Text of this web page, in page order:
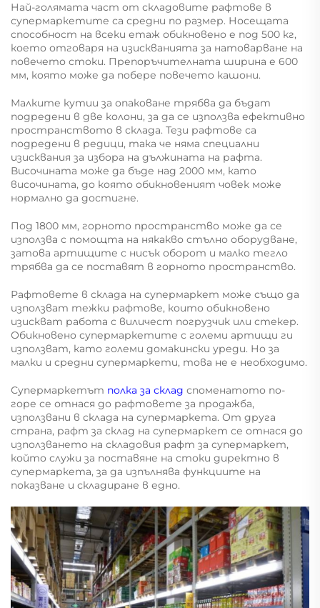
Най-голямата част от складовите рафтове в
супермаркетите са средни по размер. Носещата
способност на всеки етаж обикновено е под 500 кг,
което отговаря на изискванията за натоварване на
повечето стоки. Препоръчителната ширина е 600
мм, която може да побере повечето кашони.
Малките кутии за опаковане трябва да бъдат
подредени в две колони, за да се използва ефективно
пространството в склада. Тези рафтове са
подредени в редици, така че няма специални
изисквания за избора на дължината на рафта.
Височината може да бъде над 2000 мм, като
височината, до която обикновеният човек може
нормално да достигне.
Под 1800 мм, горното пространство може да се
използва с помощта на някакво стълно оборудване,
затова артищите с нисък оборот и малко тегло
трябва да се поставят в горното пространство.
Рафтовете в склада на супермаркет може също да
използват тежки рафтове, които обикновено
изискват работа с виличест погрузчик или стекер.
Обикновено супермаркетите с големи артищи ги
използват, като големи домакински уреди. Но за
малки и средни супермаркети, това не е необходимо.
Супермаркетът полка за склад споменатото по-
горе се отнася до рафтовете за продажба,
използвани в склада на супермаркета. От друга
страна, рафт за склад на супермаркет се отнася до
използването на складовия рафт за супермаркет,
който служи за поставяне на стоки директно в
супермаркета, за да изпълнява функциите на
показване и складиране в едно.